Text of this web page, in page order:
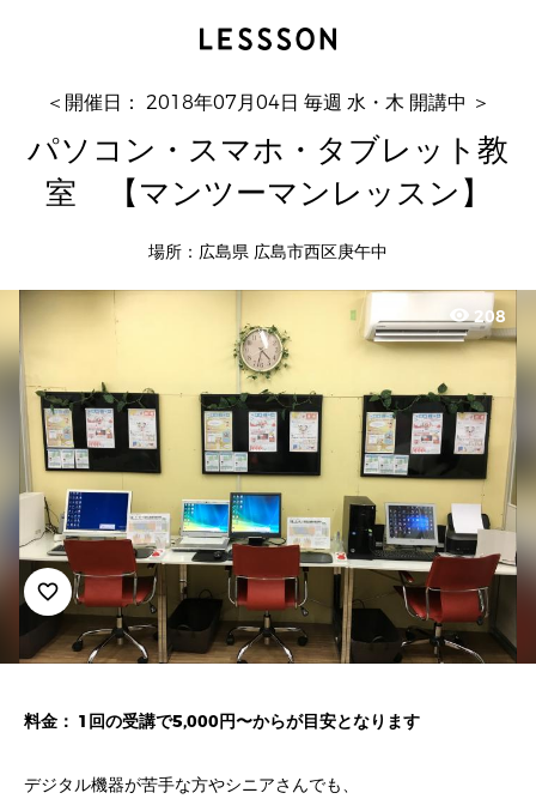
パソコン・スマホ・タブレット教室 【マンツー
マンレッスン】
ツバサパソコン教室
＜開催日： 2018年07月04日 毎週 水・木 開講中 ＞
パソコン・スマホ・タブレット教
室 【マンツーマンレッスン】
場所：広島県 広島市西区庚午中
visibility208
favorite_border
料金： 1回の受講で5,000円〜からが目安となります
デジタル機器が苦手な方やシニアさんでも、